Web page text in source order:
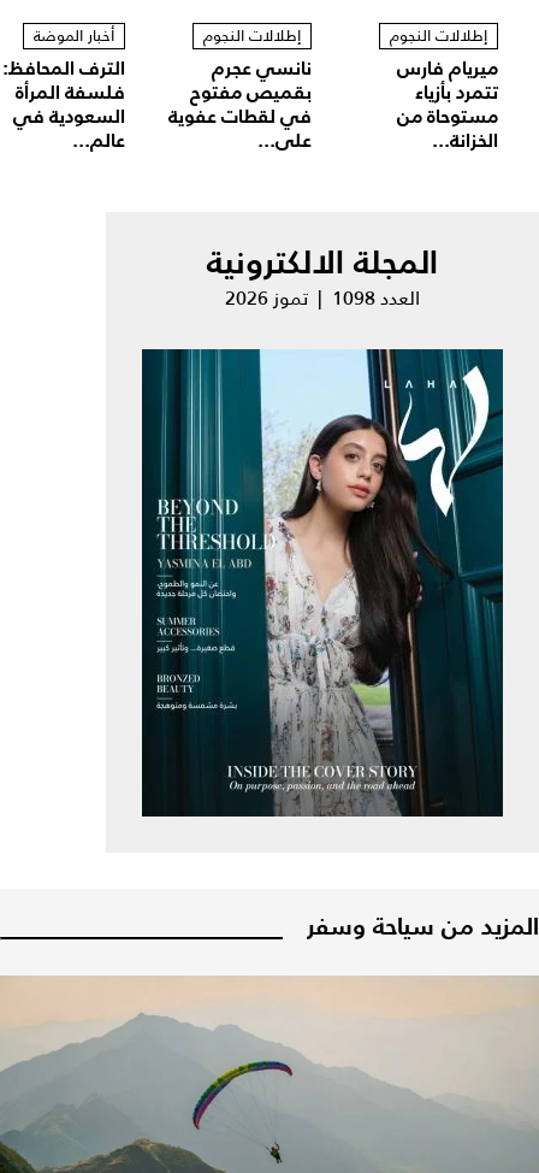
إطلالات النجوم
ميريام فارس
تتمرد بأزياء
مستوحاة من
الخزانة...
إطلالات النجوم
نانسي عجرم
بقميص مفتوح
في لقطات عفوية
على...
أخبار الموضة
الترف المحافظ:
فلسفة المرأة
السعودية في
عالم...
المجلة الالكترونية
العدد 1098 | تموز 2026
المزيد من سياحة وسفر